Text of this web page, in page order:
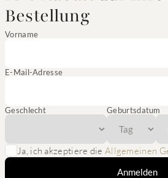
Bestellung
Vorname
E-Mail-Adresse
Geschlecht Geburtsdatum
Ja, ich akzeptiere die Allgemeinen
Anmelden